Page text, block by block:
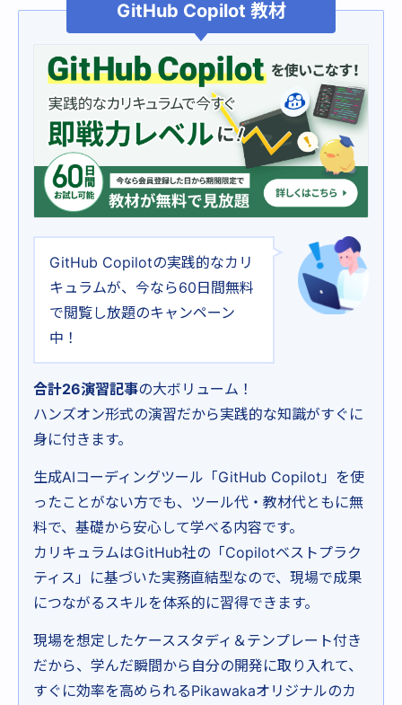
GitHub Copilot 教材
GitHub Copilotの実践的なカリ
キュラムが、今なら60日間無料
で閲覧し放題のキャンペーン
中！
合計26演習記事の大ボリューム！
ハンズオン形式の演習だから実践的な知識がすぐに
身に付きます。
生成AIコーディングツール「GitHub Copilot」を使
ったことがない方でも、ツール代・教材代ともに無
料で、基礎から安心して学べる内容です。
カリキュラムはGitHub社の「Copilotベストプラク
ティス」に基づいた実務直結型なので、現場で成果
につながるスキルを体系的に習得できます。
現場を想定したケーススタディ＆テンプレート付き
だから、学んだ瞬間から自分の開発に取り入れて、
すぐに効率を高められるPikawakaオリジナルのカ